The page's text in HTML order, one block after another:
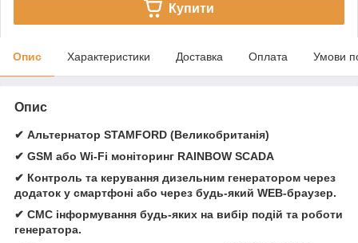
Купити
Опис Характеристики Доставка Оплата Умови
Опис
✔ Альтернатор STAMFORD (Великобританія)
✔ GSM або Wi-Fi моніторинг RAINBOW SCADA
✔ Контроль та керування дизельним генератором через
додаток у смартфоні або через будь-який WEB-браузер.
✔ СМС інформування будь-яких на вибір подій та роботи
генератора.